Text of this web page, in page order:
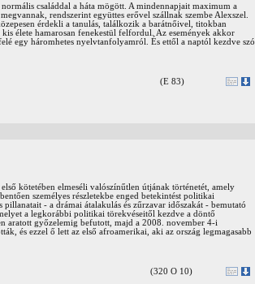
családdal a háta mögött. A mindennapjait maximum a
rendszerint együttes erővel szállnak szembe Alexszel.
érdekli a tanulás, találkozik a barátnőivel, titokban
élete hamarosan fenekestül felfordul. Az események akkor
egy háromhetes nyelvtanfolyamról. És ettől a naptól kezdve szó
(E 83)
kötetében elmeséli valószínűtlen útjának történetét, amely
személyes részletekbe enged betekintést politikai
- a drámai átalakulás és zűrzavar időszakát - bemutató
a legkorábbi politikai törekvéseitől kezdve a döntő
aratott győzelemig befutott, majd a 2008. november 4-i
és ezzel ő lett az első afroamerikai, aki az ország legmagasabb
(320 O 10)